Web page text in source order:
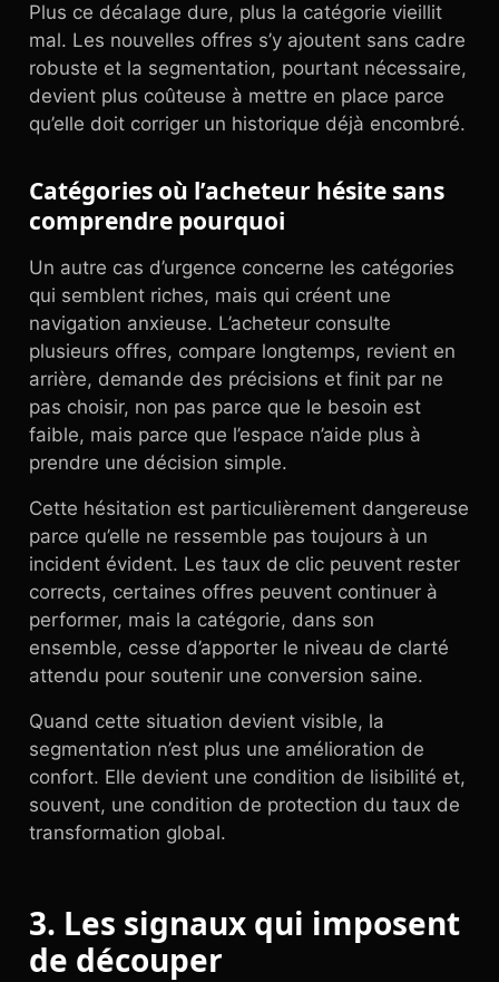
Plus ce décalage dure, plus la catégorie vieillit
mal. Les nouvelles offres s’y ajoutent sans cadre
robuste et la segmentation, pourtant nécessaire,
devient plus coûteuse à mettre en place parce
qu’elle doit corriger un historique déjà encombré.
Catégories où l’acheteur hésite sans
comprendre pourquoi
Un autre cas d’urgence concerne les catégories
qui semblent riches, mais qui créent une
navigation anxieuse. L’acheteur consulte
plusieurs offres, compare longtemps, revient en
arrière, demande des précisions et finit par ne
pas choisir, non pas parce que le besoin est
faible, mais parce que l’espace n’aide plus à
prendre une décision simple.
Cette hésitation est particulièrement dangereuse
parce qu’elle ne ressemble pas toujours à un
incident évident. Les taux de clic peuvent rester
corrects, certaines offres peuvent continuer à
performer, mais la catégorie, dans son
ensemble, cesse d’apporter le niveau de clarté
attendu pour soutenir une conversion saine.
Quand cette situation devient visible, la
segmentation n’est plus une amélioration de
confort. Elle devient une condition de lisibilité et,
souvent, une condition de protection du taux de
transformation global.
3. Les signaux qui imposent
de découper